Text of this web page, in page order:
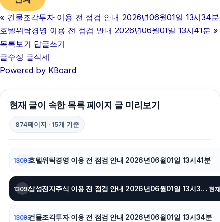
« 건물조각투자 이용 전 점검 안내 2026년06월01일 13시34분
호텔위탁경영 이용 전 점검 안내 2026년06월01일 13시41분 »
목록보기 답글쓰기
글수정 글삭제
Powered by KBoard
현재 글이 속한 목록 페이지 글 미리보기
874페이지 · 15개 기준
13096호텔위탁경영 이용 전 점검 안내 2026년06월01일 13시41분
13097 삼성전자주식 이용 전 점검 안내 2026년06월01일 13시37분 현
13098건물조각투자 이용 전 점검 안내 2026년06월01일 13시34분